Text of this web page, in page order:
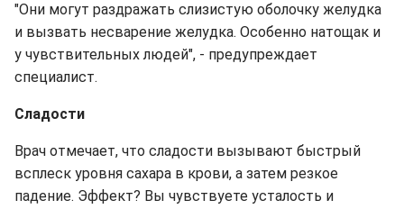
"Они могут раздражать слизистую оболочку желудка
и вызвать несварение желудка. Особенно натощак и
у чувствительных людей", - предупреждает
специалист.
Сладости
Врач отмечает, что сладости вызывают быстрый
всплеск уровня сахара в крови, а затем резкое
падение. Эффект? Вы чувствуете усталость и